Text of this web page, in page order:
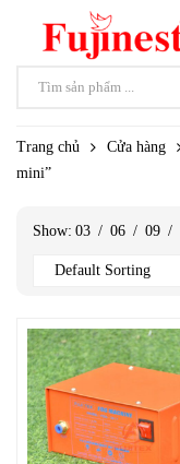
Trang chủ Cửa hàng
mini”
Show: 03 / 06 / 09 /